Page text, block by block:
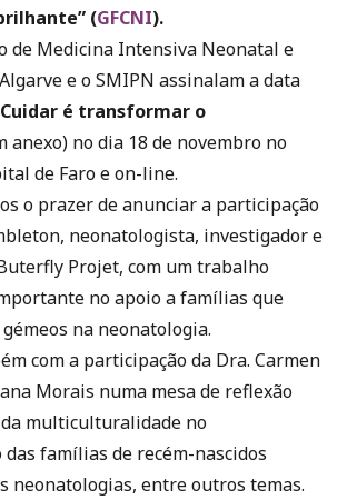
(GFCNI).
de Medicina Intensiva Neonatal e
e o SMIPN assinalam a data
Cuidar é transformar o
anexo) no dia 18 de novembro no
de Faro e on-line.
o prazer de anunciar a participação
neonatologista, investigador e
Projet, com um trabalho
no apoio a famílias que
na neonatologia.
com a participação da Dra. Carmen
Morais numa mesa de reflexão
multiculturalidade no
famílias de recém-nascidos
neonatologias, entre outros temas.